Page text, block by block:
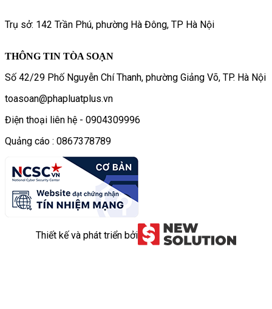
Trụ sở: 142 Trần Phú, phường Hà Đông, TP Hà Nội
THÔNG TIN TÒA SOẠN
Số 42/29 Phố Nguyễn Chí Thanh, phường Giảng Võ, TP. Hà Nội
toasoan@phapluatplus.vn
Điện thoại liên hệ - 0904309996
Quảng cáo : 0867378789
Thiết kế và phát triển bởi